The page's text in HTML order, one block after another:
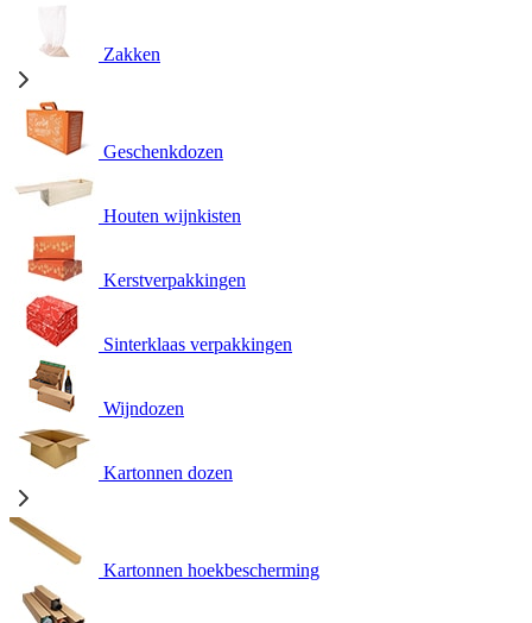
Zakken
Geschenkdozen
Houten wijnkisten
Kerstverpakkingen
Sinterklaas verpakkingen
Wijndozen
Kartonnen dozen
Kartonnen hoekbescherming